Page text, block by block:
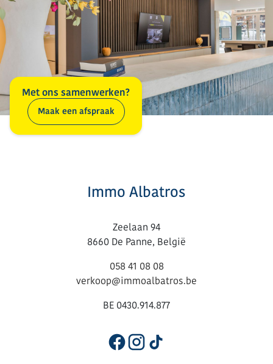
Met ons samenwerken?
Maak een afspraak
Immo Albatros
Zeelaan 94
8660 De Panne, België
058 41 08 08
verkoop@immoalbatros.be
BE 0430.914.877